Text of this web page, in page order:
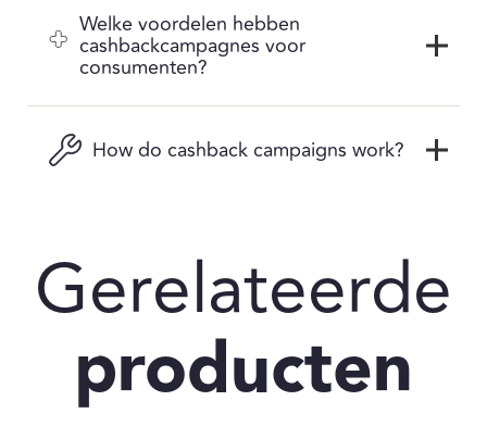
Welke voordelen hebben
cashbackcampagnes voor
consumenten?
How do cashback campaigns work?
Gerelateerde
producten